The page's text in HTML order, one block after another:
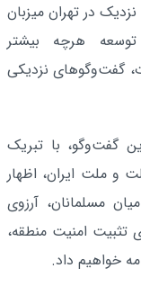
نزدیک در تهران میزبان
هرچه بیشتر
گفت‌وگوهای نزدیکی
گفت‌وگو، با تبریک
و ملت ایران، اظهار
مسلمانان، آرزوی
امنیت منطقه،
خواهیم داد.